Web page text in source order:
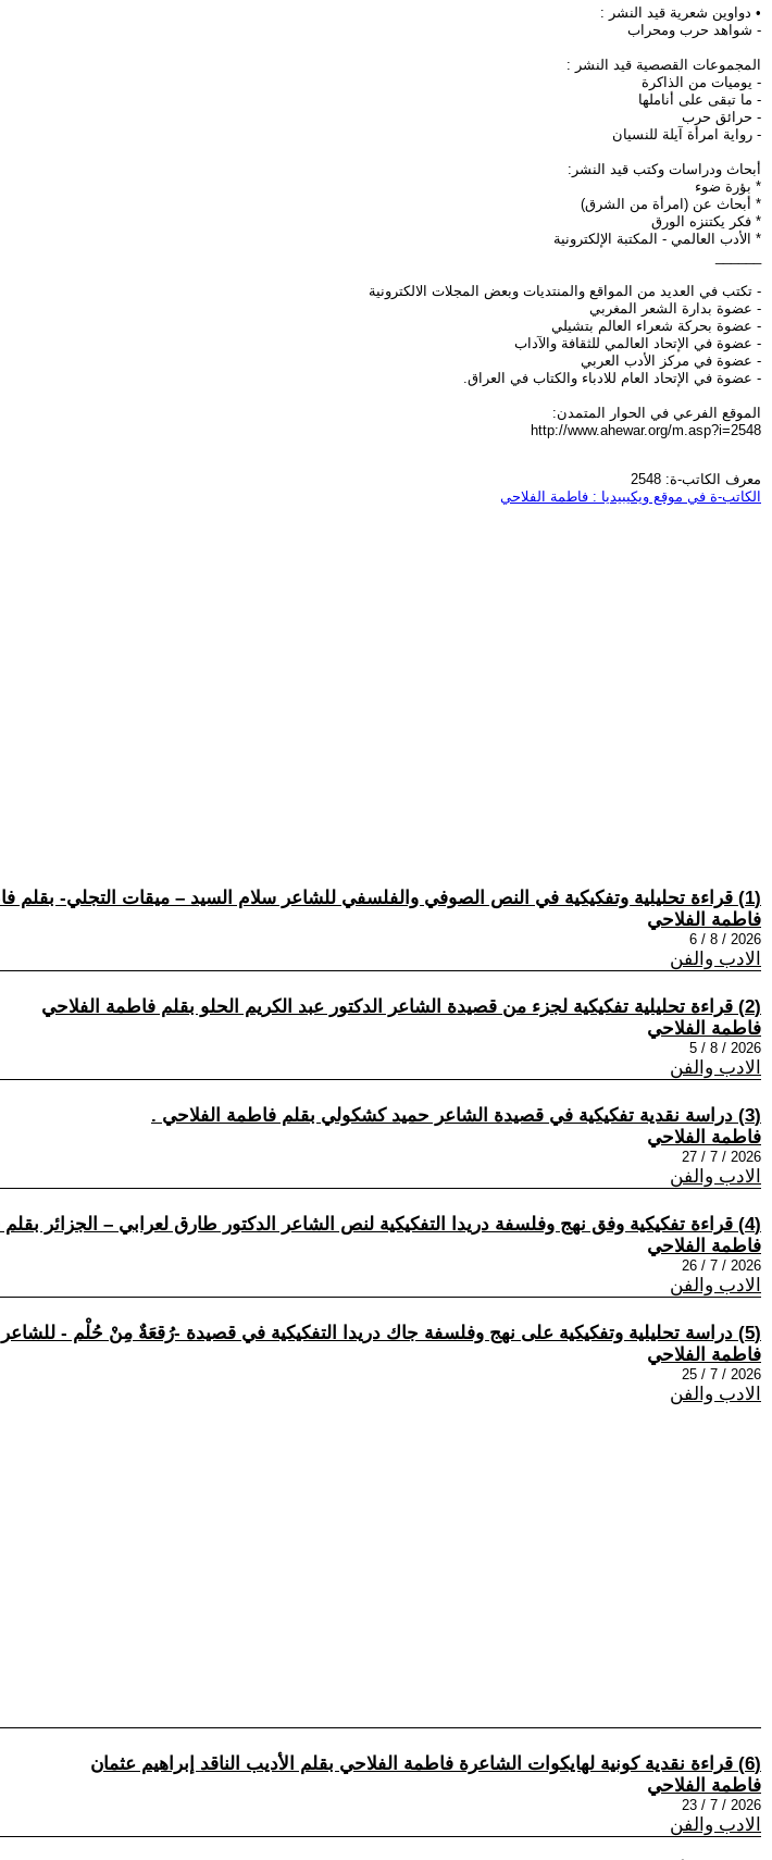
• دواوين شعرية قيد النشر :
- شواهد حرب ومحراب
المجموعات القصصية قيد النشر :
- يوميات من الذاكرة
- ما تبقى على أناملها
- حرائق حرب
- رواية امرأة آيلة للنسيان
أبحاث ودراسات وكتب قيد النشر:
* بؤرة ضوء
* أبحاث عن (امرأة من الشرق)
* فكر يكتنزه الورق
* الأدب العالمي - المكتبة الإلكترونية
- تكتب في العديد من المواقع والمنتديات وبعض المجلات الالكترونية
- عضوة بدارة الشعر المغربي
- عضوة بحركة شعراء العالم بتشيلي
- عضوة في الإتحاد العالمي للثقافة والآداب
- عضوة في مركز الأدب العربي
- عضوة في الإتحاد العام للادباء والكتاب في العراق.
الموقع الفرعي في الحوار المتمدن:
http://www.ahewar.org/m.asp?i=2548
معرف الكاتب-ة: 2548
الكاتب-ة في موقع ويكيبيديا : فاطمة الفلاحي
(1) قراءة تحليلية وتفكيكية في النص الصوفي والفلسفي للشاعر سلام السيد – ميقات التجلي- بقلم فاطمة الفلاحي
فاطمة الفلاحي
2026 / 8 / 6
الادب والفن
(2) قراءة تحليلية تفكيكية لجزء من قصيدة الشاعر الدكتور عبد الكريم الحلو بقلم فاطمة الفلاحي
فاطمة الفلاحي
2026 / 8 / 5
الادب والفن
(3) دراسة نقدية تفكيكية في قصيدة الشاعر حميد كشكولي بقلم فاطمة الفلاحي .
فاطمة الفلاحي
2026 / 7 / 27
الادب والفن
(4) قراءة تفكيكية وفق نهج وفلسفة دريدا التفكيكية لنص الشاعر الدكتور طارق لعرابي – الجزائر بقلم فاطمة الفلاحي
فاطمة الفلاحي
2026 / 7 / 26
الادب والفن
(5) دراسة تحليلية وتفكيكية على نهج وفلسفة جاك دريدا التفكيكية في قصيدة -رُقعَةٌ مِنْ حُلْم - للشاعر يُوسُف خَلِيل بقلم فاطمة الفلاحي
فاطمة الفلاحي
2026 / 7 / 25
الادب والفن
(6) قراءة نقدية كونية لهايكوات الشاعرة فاطمة الفلاحي بقلم الأديب الناقد إبراهيم عثمان
فاطمة الفلاحي
2026 / 7 / 23
الادب والفن